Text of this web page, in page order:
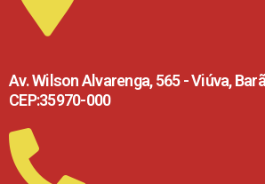
Av. Wilson Alvarenga, 565 - Viúva,
CEP:35970-000